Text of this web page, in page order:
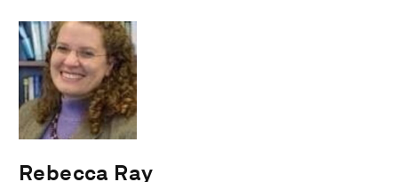
Rebecca Ray